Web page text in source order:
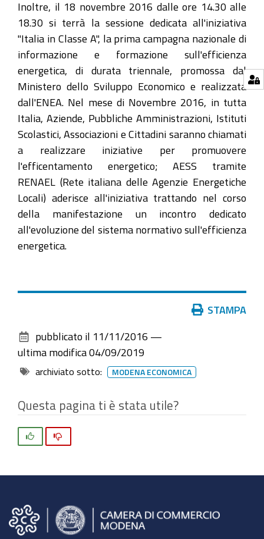
Inoltre, il 18 novembre 2016 dalle ore 14.30 alle
18.30 si terrà la sessione dedicata all'iniziativa
"Italia in Classe A", la prima campagna nazionale di
informazione e formazione sull'efficienza
energetica, di durata triennale, promossa dal
Ministero dello Sviluppo Economico e realizzata
dall'ENEA. Nel mese di Novembre 2016, in tutta
Italia, Aziende, Pubbliche Amministrazioni, Istituti
Scolastici, Associazioni e Cittadini saranno chiamati
a realizzare iniziative per promuovere
l'efficentamento energetico; AESS tramite
RENAEL (Rete italiana delle Agenzie Energetiche
Locali) aderisce all'iniziativa trattando nel corso
della manifestazione un incontro dedicato
all'evoluzione del sistema normativo sull'efficienza
energetica.
documento
STAMPA
pubblicato il 11/11/2016 —
ultima modifica 04/09/2019
archiviato sotto: MODENA ECONOMICA
Questa pagina ti è stata utile?